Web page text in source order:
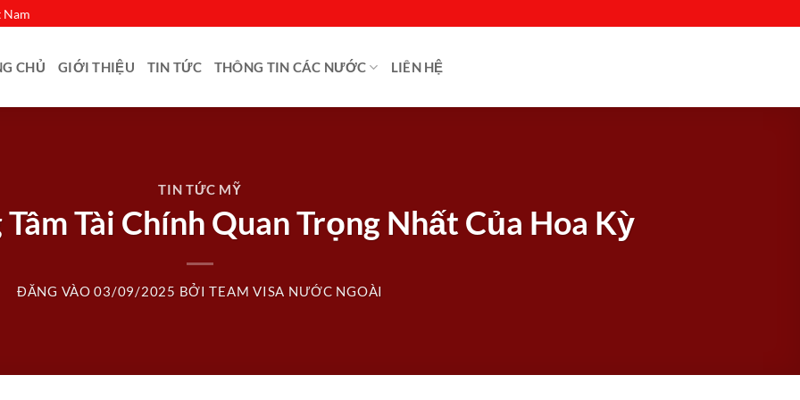
Nam
CHỦ GIỚI THIỆU TIN TỨC THÔNG TIN CÁC NƯỚC LIÊN HỆ
TIN TỨC MỸ
Tài Chính Quan Trọng Nhất Của Hoa Kỳ
ĐĂNG VÀO03/09/2025 BỞITEAM VISA NƯỚC NGOÀI